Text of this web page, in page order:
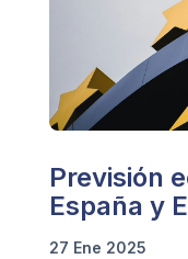
Previsión
España y
27 Ene 2025